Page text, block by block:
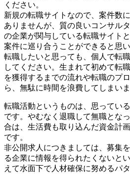
ください。
新規の転職サイトなので、案件数
ありませんが、質の良いコンサル
の企業が関与している転職サイト
案件に巡り合うことができると思い
転職したいと思っても、個人で転
してください。生まれて初めて転
を獲得するまでの流れや転職のプ
ら、無駄に時間を浪費してしまいま
転職活動というものは、思ってい
です。やむなく退職して無職とな
合は、生活費も取り込んだ資金計
です。
非公開求人につきましては、募集
る企業に情報を得られたくないと
えて水面下で人材確保に努めるパ